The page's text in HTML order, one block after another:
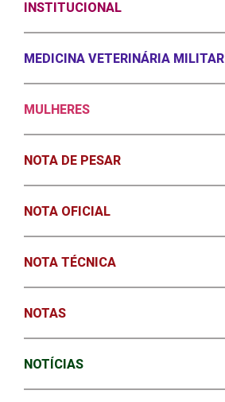
INSTITUCIONAL
MEDICINA VETERINÁRIA MILITAR
MULHERES
NOTA DE PESAR
NOTA OFICIAL
NOTA TÉCNICA
NOTAS
NOTÍCIAS